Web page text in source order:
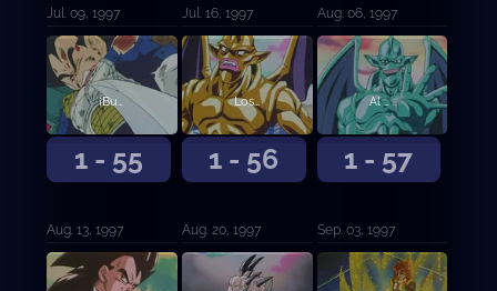
Jul. 09, 1997 Jul. 16, 1997 Aug. 06, 1997
1 - 55
¡Bulma actúa! El plan de Vegeta
Aug. 13, 1997
1 - 56
Los hermanos del calor y el frío
Aug. 20, 1997
1 - 57
Al final aparece Ih Shinron
Sep. 03, 1997